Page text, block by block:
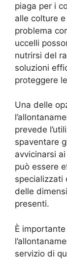
piaga per i
alle colture
problema
uccelli
nutrirsi del
soluzioni
proteggere
Una delle
prevede
spaventare
avvicinarsi
può essere
specializzati
delle
presenti.
È
servizio di